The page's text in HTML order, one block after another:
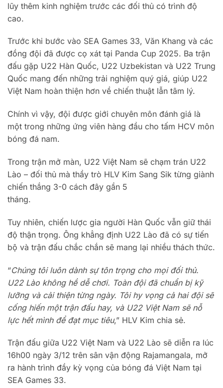
lũy thêm kinh nghiệm trước các đối thủ có trình độ
cao.
Trước khi bước vào SEA Games 33, Văn Khang và các
đồng đội đã được cọ xát tại Panda Cup 2025. Ba trận
đấu gặp U22 Hàn Quốc, U22 Uzbekistan và U22 Trung
Quốc mang đến những trải nghiệm quý giá, giúp U22
Việt Nam hoàn thiện hơn về chiến thuật lẫn tâm lý.
Chính vì vậy, đội được giới chuyên môn đánh giá là
một trong những ứng viên hàng đầu cho tấm HCV môn
bóng đá nam.
Trong trận mở màn, U22 Việt Nam sẽ chạm trán U22
Lào – đối thủ mà thầy trò HLV Kim Sang Sik từng giành
chiến thắng 3-0 cách đây gần 5
tháng.
Tuy nhiên, chiến lược gia người Hàn Quốc vẫn giữ thái
độ thận trọng. Ông khẳng định U22 Lào đã có sự tiến
bộ và trận đấu chắc chắn sẽ mang lại nhiều thách thức.
“Chúng tôi luôn dành sự tôn trọng cho mọi đối thủ.
U22 Lào không hề dễ chơi. Toàn đội đã chuẩn bị kỹ
lưỡng và cải thiện từng ngày. Tôi hy vọng cả hai đội sẽ
cống hiến một trận đấu hay, và U22 Việt Nam sẽ nỗ
lực hết mình để đạt mục tiêu,” HLV Kim chia sẻ.
Trận đấu giữa U22 Việt Nam và U22 Lào sẽ diễn ra lúc
16h00 ngày 3/12 trên sân vận động Rajamangala, mở
ra hành trình đầy kỳ vọng của bóng đá Việt Nam tại
SEA Games 33.